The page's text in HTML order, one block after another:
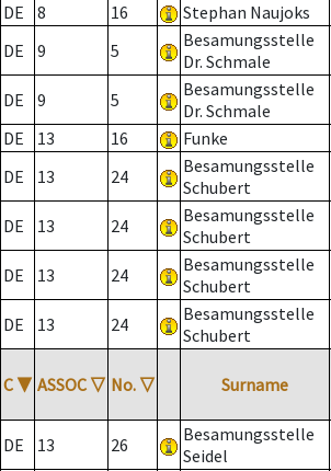
DE
8 16 Stephan Naujoks
DE
9 5
Besamungsstelle
Dr. Schmale
DE 9 5
Besamungsstelle
Dr. Schmale
DE
13 16 Funke
DE
13 24
Besamungsstelle
Schubert
DE 13 24
Besamungsstelle
Schubert
DE 13 24
Besamungsstelle
Schubert
DE 13 24
Besamungsstelle
Schubert
C ▼ ASSOC ▽ No. ▽ Surname
DE 13 26
Besamungsstelle
Seidel